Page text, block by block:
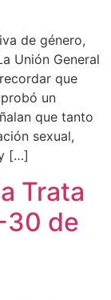
de género,
Unión General
que
un
que tanto
sexual,
[…]
Trata
30 de